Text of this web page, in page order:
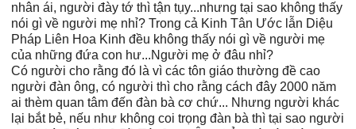
nhân ái, người đày tớ thì tận tụy...nhưng tại sao không thấy
nói gì về người mẹ nhỉ? Trong cả Kinh Tân Ước lẫn Diệu
Pháp Liên Hoa Kinh đều không thấy nói gì về người mẹ
của những đứa con hư...Người mẹ ở đâu nhỉ?
Có người cho rằng đó là vì các tôn giáo thường đề cao
người đàn ông, có người thì cho rằng cách đây 2000 năm
ai thèm quan tâm đến đàn bà cơ chứ... Nhưng người khác
lại bắt bẻ, nếu như không coi trọng đàn bà thì tại sao người